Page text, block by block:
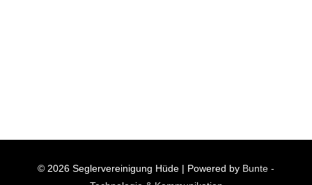
© 2026 Seglervereinigung Hüde | Powered by Bunte -